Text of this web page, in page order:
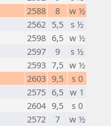
2588 8
w ½
2562 5,5
s ½
2598 6,5 w ½
2597 9
s ½
2593 7,5 w ½
2603 9,5
s 0
2575 6,5 w 1
2604 9,5
s 0
2572 7
w ½